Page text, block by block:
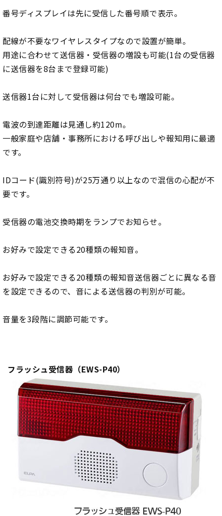
番号ディスプレイは先に受信した番号順で表示。
配線が不要なワイヤレスタイプなので設置が簡単。
用途に合わせて送信器・受信器の増設も可能(1台の受信器
に送信器を8台まで登録可能)
送信器1台に対して受信器は何台でも増設可能。
電波の到達距離は見通し約120m。
一般家庭や店舗・事務所における呼び出しや報知用に最適
です。
IDコード(識別符号)が25万通り以上なので混信の心配が不
要です。
受信器の電池交換時期をランプでお知らせ。
お好みで設定できる20種類の報知音。
お好みで設定できる20種類の報知音送信器ごとに異なる音
を設定できるので、音による送信器の判別が可能。
音量を3段階に調節可能です。
フラッシュ受信器（EWS-P40）